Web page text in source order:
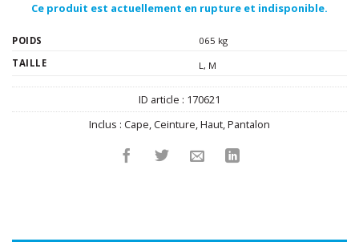
Ce produit est actuellement en rupture et indisponible.
POIDS
065 kg
TAILLE
L , M
ID article : 170621
Inclus : Cape,Ceinture,Haut,Pantalon